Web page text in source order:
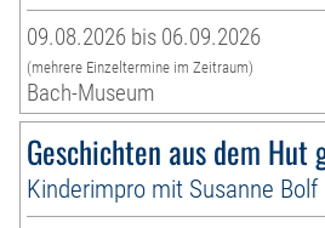
09.08.2026 bis 06.09.2026
(mehrere Einzeltermine im Zeitraum)
Bach-Museum
Geschichten aus dem Hut
Kinderimpro mit Susanne Bolf